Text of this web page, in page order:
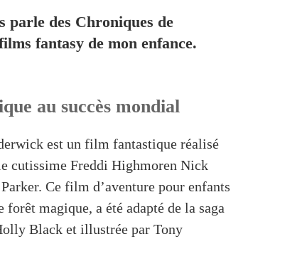
parle des Chroniques de
fantasy de mon enfance.
au succès mondial
est un film fantastique réalisé
cutissime Freddi Highmoren Nick
Ce film d’aventure pour enfants
forêt magique, a été adapté de la saga
Black et illustrée par Tony